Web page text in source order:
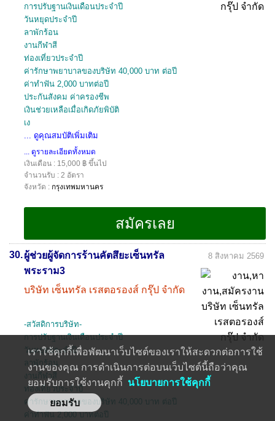
เราใช้คุกกี้เพื่อพัฒนาเว็บไซต์ของเราให้สะดวกต่อการใช้
งานของคุณ การดำเนินการต่อบนเว็บไซต์นี้ถือว่าคุณ
ยอมรับการใช้งานคุกกี้ นโยบายการใช้คุกกี้
การปรับฐานเงินเดือนประจำปี
วันหยุดประจำปี
ลาพักร้อน
งานกีฬาสี
ท่องเที่ยวประจำปี
ค่ารักษาพยาบาลของบริษัท 40,000 บาท ต่อปี
ค่าทำฟัน 2,000 บาทต่อปี
ประกันสังคม ค่าครองชีพ
เงินช่วยเหลือเมื่อเกิดภัยพิบัติ
เง
... ดูคุณสมบัติเพิ่มเติม
... ดูรายละเอียดทั้งหมด
เงินเดือน : 15,000 ฿ ขึ้นไป
จำนวนรับ : 2 อัตรา
จังหวัด : กรุงเทพมหานคร
30.ผู้ช่วยผู้จัดการร้านคัตสึยะเซ็นทรัล
พระราม3
บริษัท เซ็นทรัล เรสตอรองส์ กรุ๊ป จำกัด
8 สิงหาคม 2569
-สวัสดิการบริษัท-
การปรับฐานเงินเดือนประจำปี
วันหยุดประจำปี
ลาพักร้อน
งานกีฬาสี
ท่องเที่ยวประจำปี
ค่ารักษาพยาบาลของบริษัท 40,000 บาท ต่อปี
ค่าทำฟัน 2,000 บาทต่อปี